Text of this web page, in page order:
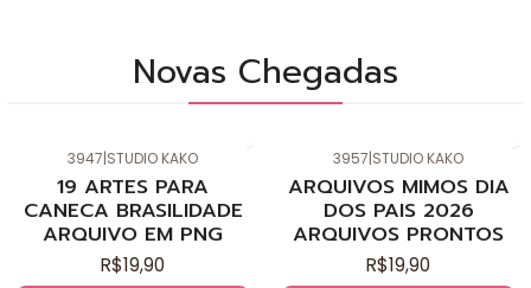
Novas Chegadas
3947|STUDIO KAKO
19 ARTES PARA
CANECA BRASILIDADE
ARQUIVO EM PNG
R$19,90
3957|STUDIO KAKO
ARQUIVOS MIMOS DIA
DOS PAIS 2026
ARQUIVOS PRONTOS
R$19,90